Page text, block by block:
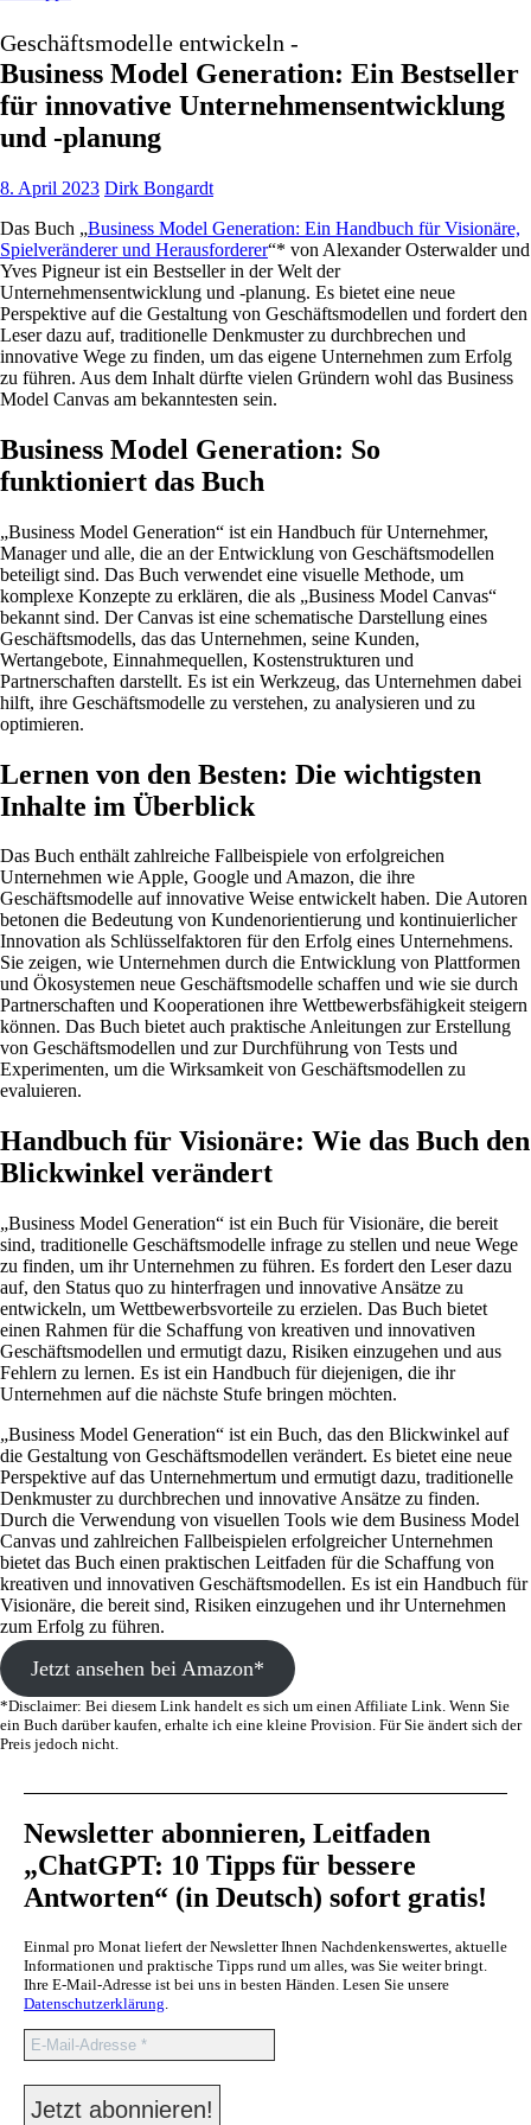
Geschäftsmodelle entwickeln -
Business Model Generation: Ein Bestseller
für innovative Unternehmensentwicklung
und -planung
8. April 2023 Dirk Bongardt
Das Buch „Business Model Generation: Ein Handbuch für Visionäre,
Spielveränderer und Herausforderer“* von Alexander Osterwalder und
Yves Pigneur ist ein Bestseller in der Welt der
Unternehmensentwicklung und -planung. Es bietet eine neue
Perspektive auf die Gestaltung von Geschäftsmodellen und fordert den
Leser dazu auf, traditionelle Denkmuster zu durchbrechen und
innovative Wege zu finden, um das eigene Unternehmen zum Erfolg
zu führen. Aus dem Inhalt dürfte vielen Gründern wohl das Business
Model Canvas am bekanntesten sein.
Business Model Generation: So
funktioniert das Buch
„Business Model Generation“ ist ein Handbuch für Unternehmer,
Manager und alle, die an der Entwicklung von Geschäftsmodellen
beteiligt sind. Das Buch verwendet eine visuelle Methode, um
komplexe Konzepte zu erklären, die als „Business Model Canvas“
bekannt sind. Der Canvas ist eine schematische Darstellung eines
Geschäftsmodells, das das Unternehmen, seine Kunden,
Wertangebote, Einnahmequellen, Kostenstrukturen und
Partnerschaften darstellt. Es ist ein Werkzeug, das Unternehmen dabei
hilft, ihre Geschäftsmodelle zu verstehen, zu analysieren und zu
optimieren.
Lernen von den Besten: Die wichtigsten
Inhalte im Überblick
Das Buch enthält zahlreiche Fallbeispiele von erfolgreichen
Unternehmen wie Apple, Google und Amazon, die ihre
Geschäftsmodelle auf innovative Weise entwickelt haben. Die Autoren
betonen die Bedeutung von Kundenorientierung und kontinuierlicher
Innovation als Schlüsselfaktoren für den Erfolg eines Unternehmens.
Sie zeigen, wie Unternehmen durch die Entwicklung von Plattformen
und Ökosystemen neue Geschäftsmodelle schaffen und wie sie durch
Partnerschaften und Kooperationen ihre Wettbewerbsfähigkeit steigern
können. Das Buch bietet auch praktische Anleitungen zur Erstellung
von Geschäftsmodellen und zur Durchführung von Tests und
Experimenten, um die Wirksamkeit von Geschäftsmodellen zu
evaluieren.
Handbuch für Visionäre: Wie das Buch den
Blickwinkel verändert
„Business Model Generation“ ist ein Buch für Visionäre, die bereit
sind, traditionelle Geschäftsmodelle infrage zu stellen und neue Wege
zu finden, um ihr Unternehmen zu führen. Es fordert den Leser dazu
auf, den Status quo zu hinterfragen und innovative Ansätze zu
entwickeln, um Wettbewerbsvorteile zu erzielen. Das Buch bietet
einen Rahmen für die Schaffung von kreativen und innovativen
Geschäftsmodellen und ermutigt dazu, Risiken einzugehen und aus
Fehlern zu lernen. Es ist ein Handbuch für diejenigen, die ihr
Unternehmen auf die nächste Stufe bringen möchten.
„Business Model Generation“ ist ein Buch, das den Blickwinkel auf
die Gestaltung von Geschäftsmodellen verändert. Es bietet eine neue
Perspektive auf das Unternehmertum und ermutigt dazu, traditionelle
Denkmuster zu durchbrechen und innovative Ansätze zu finden.
Durch die Verwendung von visuellen Tools wie dem Business Model
Canvas und zahlreichen Fallbeispielen erfolgreicher Unternehmen
bietet das Buch einen praktischen Leitfaden für die Schaffung von
kreativen und innovativen Geschäftsmodellen. Es ist ein Handbuch für
Visionäre, die bereit sind, Risiken einzugehen und ihr Unternehmen
zum Erfolg zu führen.
Jetzt ansehen bei Amazon*
*Disclaimer: Bei diesem Link handelt es sich um einen Affiliate Link. Wenn Sie
ein Buch darüber kaufen, erhalte ich eine kleine Provision. Für Sie ändert sich der
Preis jedoch nicht.
Newsletter abonnieren, Leitfaden
„ChatGPT: 10 Tipps für bessere
Antworten“ (in Deutsch) sofort gratis!
Einmal pro Monat liefert der Newsletter Ihnen Nachdenkenswertes, aktuelle
Informationen und praktische Tipps rund um alles, was Sie weiter bringt.
Ihre E-Mail-Adresse ist bei uns in besten Händen. Lesen Sie unsere
Datenschutzerklärung.